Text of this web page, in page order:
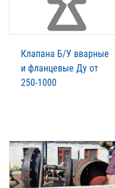
Клапана Б/У вварные
и фланцевые Ду от
250-1000